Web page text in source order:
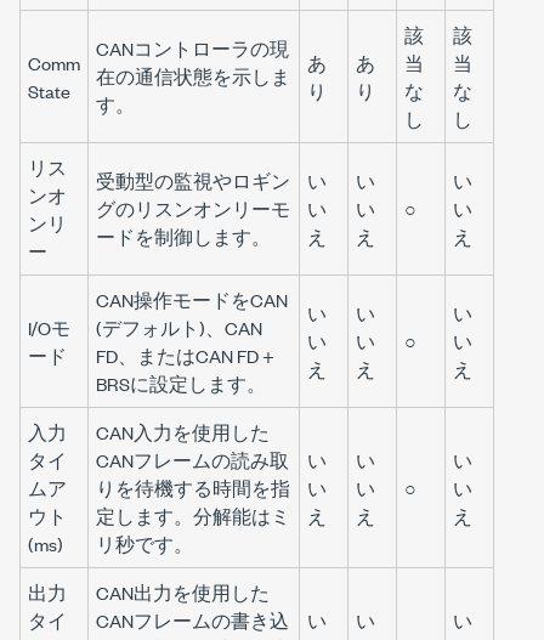
Comm
State
CANコントローラの現
在の通信状態を示しま
す。
あ
り
あ
り
該
当
な
し
該
当
な
し
リス
ンオ
ンリ
ー
受動型の監視やロギン
グのリスンオンリーモ
ードを制御します。
い
い
え
い
い
え
○
い
い
え
I/Oモ
ード
CAN操作モードをCAN
(デフォルト)、CAN
FD、またはCAN FD +
BRSに設定します。
い
い
え
い
い
え
○
い
い
え
入力
タイ
ムア
ウト
(ms)
CAN入力を使用した
CANフレームの読み取
りを待機する時間を指
定します。分解能はミ
リ秒です。
い
い
え
い
い
え
○
い
い
え
出力
タイ
CAN出力を使用した
CANフレームの書き込
い
い
い